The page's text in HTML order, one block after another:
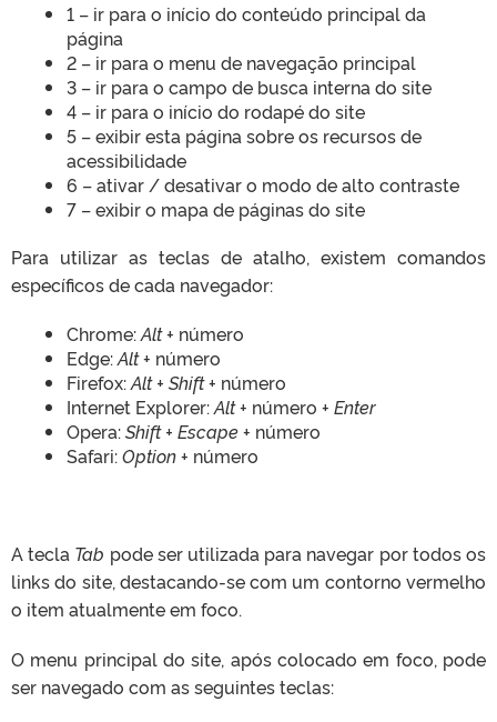
1 – ir para o início do conteúdo principal da
página
2 – ir para o menu de navegação principal
3 – ir para o campo de busca interna do site
4 – ir para o início do rodapé do site
5 – exibir esta página sobre os recursos de
acessibilidade
6 – ativar / desativar o modo de alto contraste
7 – exibir o mapa de páginas do site
Para utilizar as teclas de atalho, existem comandos
específicos de cada navegador:
Chrome:Alt+ número
Edge:Alt+ número
Firefox:Alt + Shift+ número
Internet Explorer:Alt+ número + Enter
Opera:Shift + Escape+ número
Safari:Option+ número
A tecla Tab pode ser utilizada para navegar por todos os
links do site, destacando-se com um contorno vermelho
o item atualmente em foco.
O menu principal do site, após colocado em foco, pode
ser navegado com as seguintes teclas: